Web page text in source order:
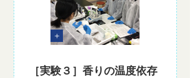
［実験３］香りの温度依存